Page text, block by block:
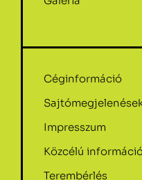
Céginformáció
Sajtómegjelenések
Impresszum
Közcélú
Terembérlés